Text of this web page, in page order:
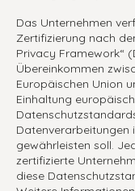
Das Unternehmen
Zertifizierung nach
Privacy Framework“
Übereinkommen
Europäischen Union
Einhaltung
Datenverarbeitungen
gewährleisten soll.
zertifizierte
diese